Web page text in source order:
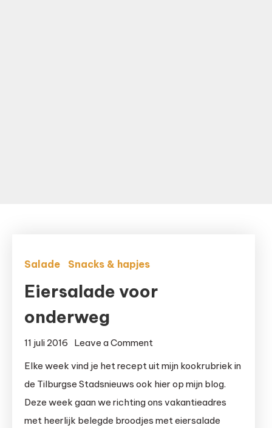
Salade Snacks & hapjes
Eiersalade voor
onderweg
11 juli 2016 Leave a Comment
voor
onderweg
Elke week vind je het recept uit mijn kookrubriek in
de Tilburgse Stadsnieuws ook hier op mijn blog.
Deze week gaan we richting ons vakantieadres
met heerlijk belegde broodjes met eiersalade